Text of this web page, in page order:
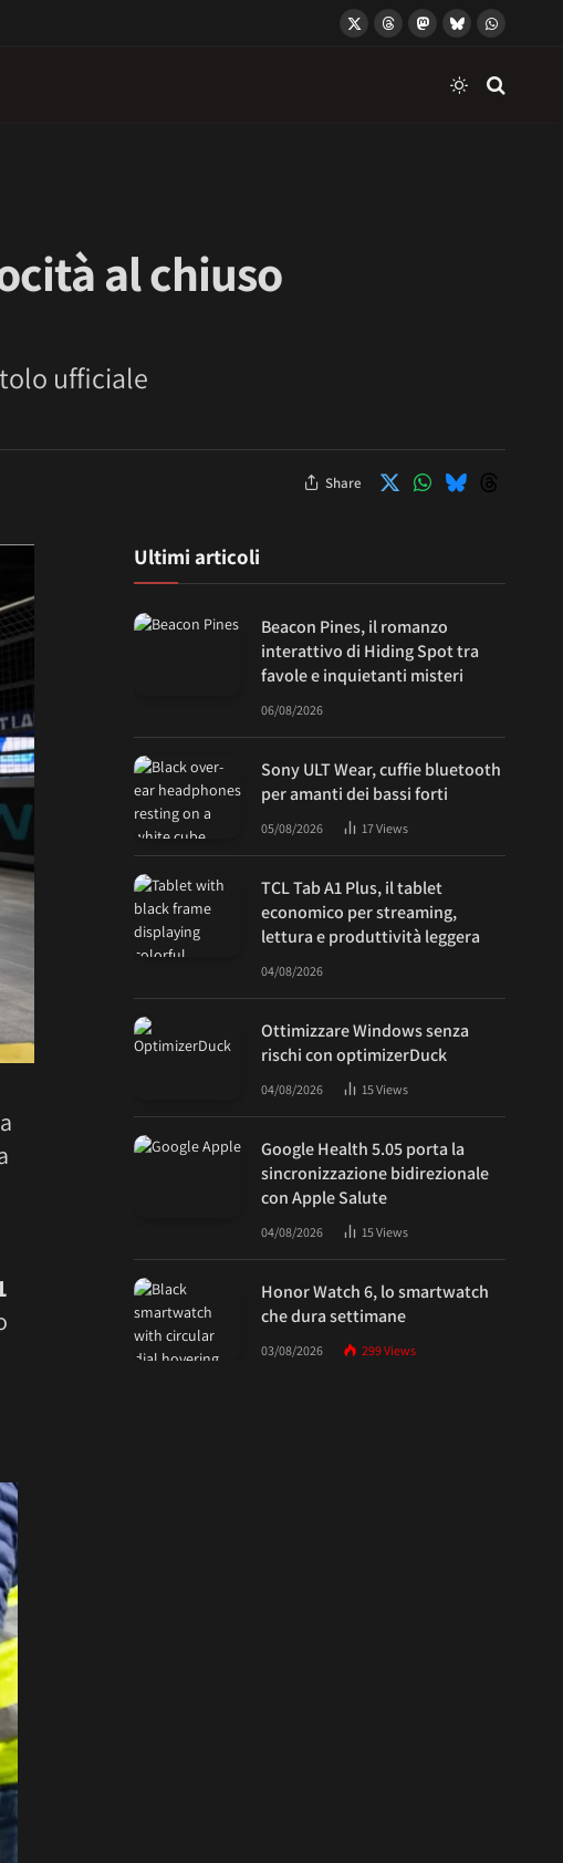
X
ThreadsMastodon
BlueskyWhatsApp
al chiuso
ufficiale
Share
Ultimi articoli
Beacon Pines, il romanzo
interattivo di Hiding Spot tra
favole e inquietanti misteri
06/08/2026
Sony ULT Wear, cuffie bluetooth
per amanti dei bassi forti
05/08/2026 17Views
TCL Tab A1 Plus, il tablet
economico per streaming,
lettura e produttività leggera
04/08/2026
Ottimizzare Windows senza
rischi con optimizerDuck
04/08/2026 15Views
Google Health 5.05 porta la
sincronizzazione bidirezionale
con Apple Salute
04/08/2026 15Views
Honor Watch 6, lo smartwatch
che dura settimane
03/08/2026 299Views